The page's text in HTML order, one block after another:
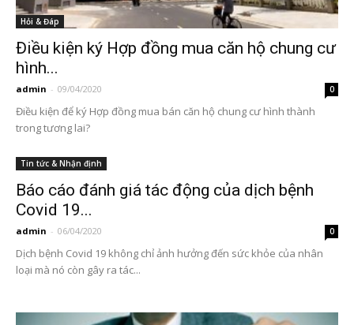
Hỏi & Đáp
Điều kiện ký Hợp đồng mua căn hộ chung cư
hình...
admin - 09/04/2020 0
Điều kiện để ký Hợp đồng mua bán căn hộ chung cư hình thành
trong tương lai?
Tin tức & Nhận định
Báo cáo đánh giá tác động của dịch bệnh
Covid 19...
admin - 06/04/2020 0
Dịch bệnh Covid 19 không chỉ ảnh hưởng đến sức khỏe của nhân
loại mà nó còn gây ra tác...